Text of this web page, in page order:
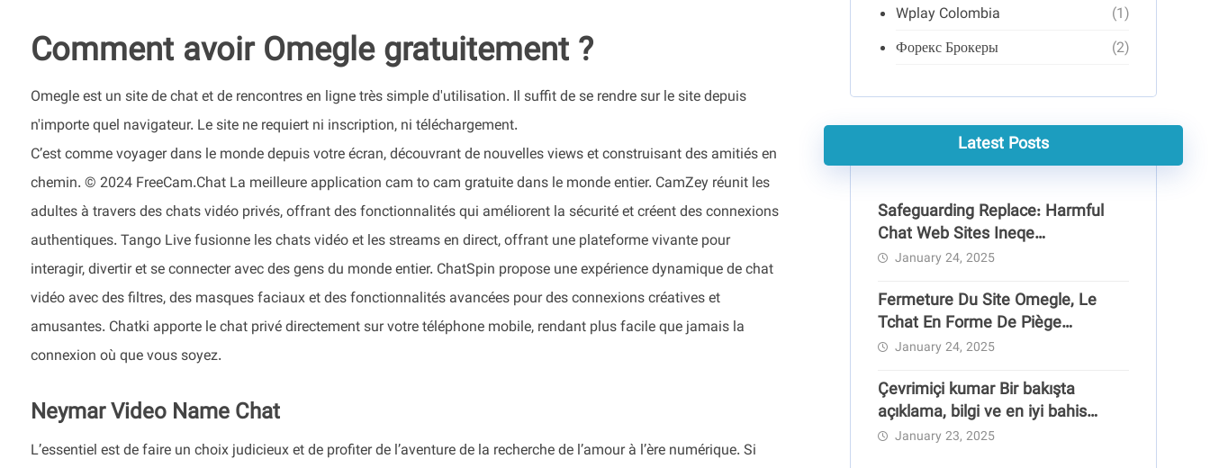
Comment avoir Omegle gratuitement ?
Omegle est un site de chat et de rencontres en ligne très simple d'utilisation. Il suffit de se rendre sur le site depuis
n'importe quel navigateur. Le site ne requiert ni inscription, ni téléchargement.
C’est comme voyager dans le monde depuis votre écran, découvrant de nouvelles views et construisant des amitiés en
chemin. © 2024 FreeCam.Chat La meilleure application cam to cam gratuite dans le monde entier. CamZey réunit les
adultes à travers des chats vidéo privés, offrant des fonctionnalités qui améliorent la sécurité et créent des connexions
authentiques. Tango Live fusionne les chats vidéo et les streams en direct, offrant une plateforme vivante pour
interagir, divertir et se connecter avec des gens du monde entier. ChatSpin propose une expérience dynamique de chat
vidéo avec des filtres, des masques faciaux et des fonctionnalités avancées pour des connexions créatives et
amusantes. Chatki apporte le chat privé directement sur votre téléphone mobile, rendant plus facile que jamais la
connexion où que vous soyez.
Neymar Video Name Chat
L’essentiel est de faire un choix judicieux et de profiter de l’aventure de la recherche de l’amour à l’ère numérique. Si
Wplay Colombia
(1)
Форекс Брокеры
(2)
Latest Posts
Safeguarding Replace: Harmful
Chat Web Sites Ineqe
Safeguarding Group
January 24, 2025
Fermeture Du Site Omegle, Le
Tchat En Forme De Piège
Pédocriminel
January 24, 2025
Çevrimiçi kumar Bir bakışta
açıklama, bilgi ve en iyi bahis
siteleri
January 23, 2025